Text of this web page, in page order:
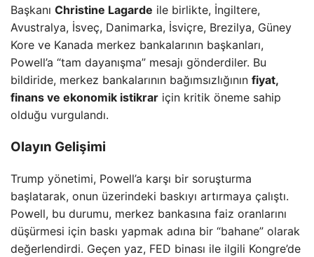
Başkanı Christine Lagarde ile birlikte, İngiltere,
Avustralya, İsveç, Danimarka, İsviçre, Brezilya, Güney
Kore ve Kanada merkez bankalarının başkanları,
Powell’a “tam dayanışma” mesajı gönderdiler. Bu
bildiride, merkez bankalarının bağımsızlığının fiyat,
finans ve ekonomik istikrar için kritik öneme sahip
olduğu vurgulandı.
Olayın Gelişimi
Trump yönetimi, Powell’a karşı bir soruşturma
başlatarak, onun üzerindeki baskıyı artırmaya çalıştı.
Powell, bu durumu, merkez bankasına faiz oranlarını
düşürmesi için baskı yapmak adına bir “bahane” olarak
değerlendirdi. Geçen yaz, FED binası ile ilgili Kongre’de